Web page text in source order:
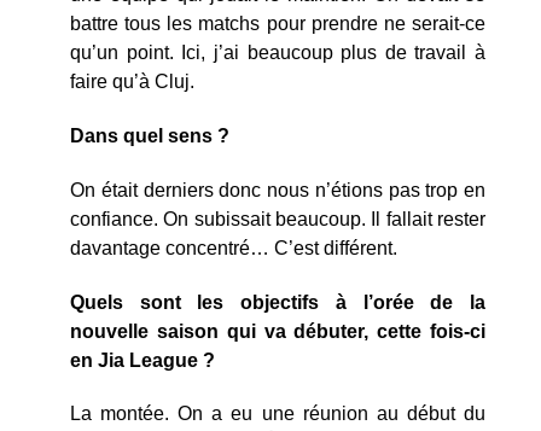
battre tous les matchs pour prendre ne serait-ce
qu’un point. Ici, j’ai beaucoup plus de travail à
faire qu’à Cluj.
Dans quel sens ?
On était derniers donc nous n’étions pas trop en
confiance. On subissait beaucoup. Il fallait rester
davantage concentré… C’est différent.
Quels sont les objectifs à l’orée de la
nouvelle saison qui va débuter, cette fois-ci
en Jia League ?
La montée. On a eu une réunion au début du